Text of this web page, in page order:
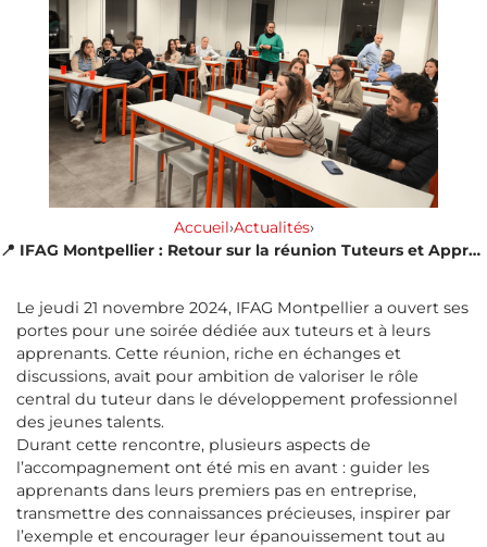
Accueil›Actualités›
📍 IFAG Montpellier : Retour sur la réunion Tuteurs et Apprenants
Le jeudi 21 novembre 2024, IFAG Montpellier a ouvert ses
portes pour une soirée dédiée aux tuteurs et à leurs
apprenants. Cette réunion, riche en échanges et
discussions, avait pour ambition de valoriser le rôle
central du tuteur dans le développement professionnel
des jeunes talents.
Durant cette rencontre, plusieurs aspects de
l’accompagnement ont été mis en avant : guider les
apprenants dans leurs premiers pas en entreprise,
transmettre des connaissances précieuses, inspirer par
l’exemple et encourager leur épanouissement tout au